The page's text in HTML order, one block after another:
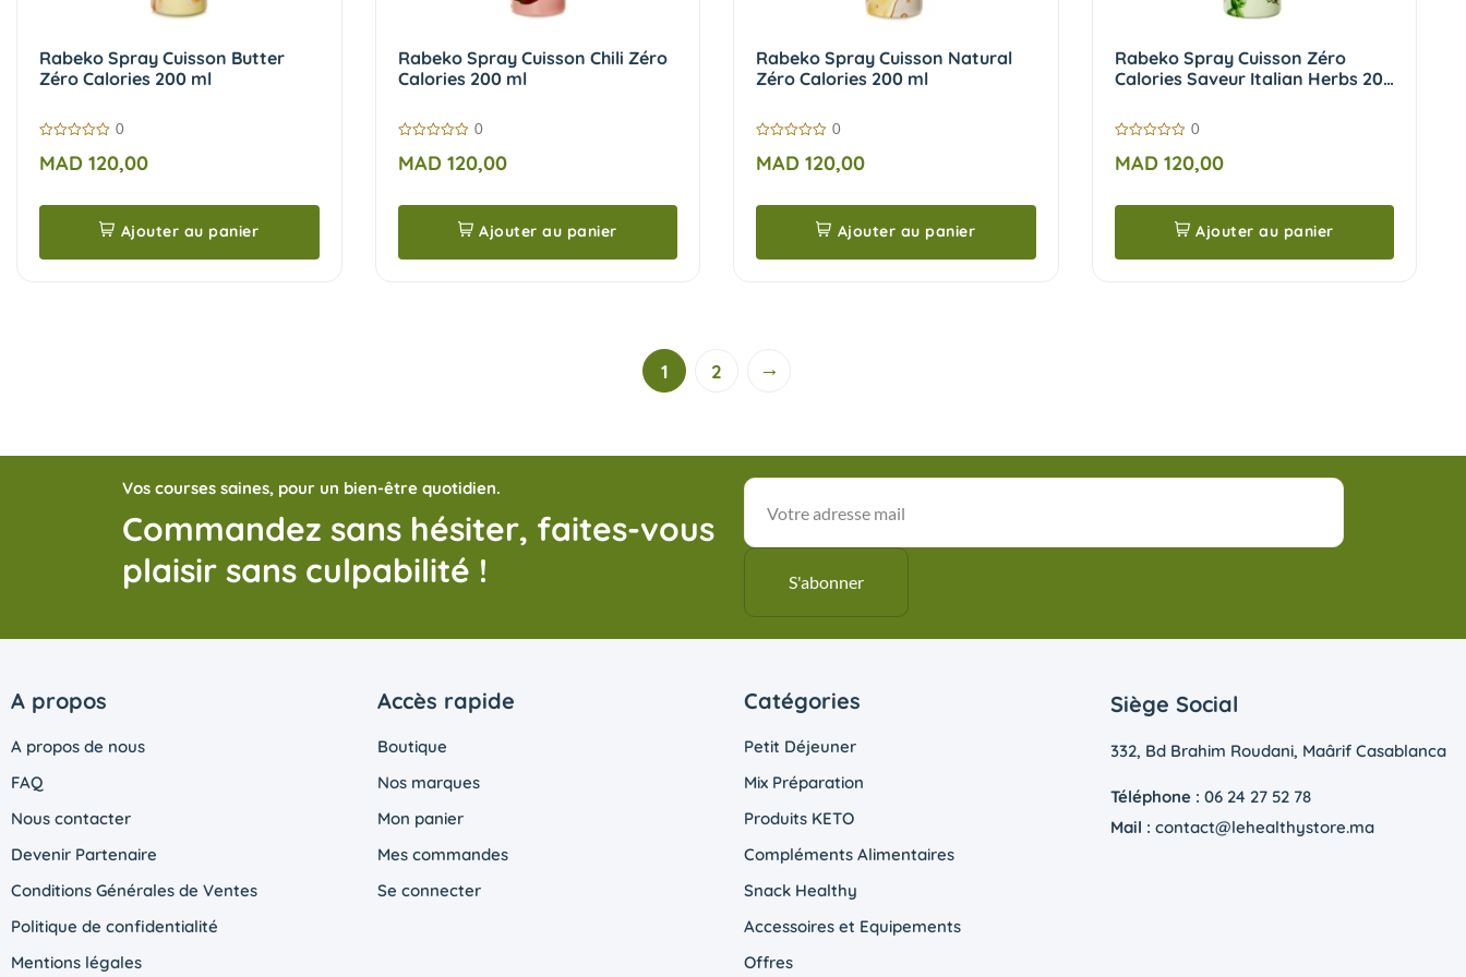
Rabeko Spray Cuisson Butter
Zéro Calories 200 ml
sur
5
0
MAD 120,00
Ajouter au panier
Rabeko Spray Cuisson Chili Zéro
Calories 200 ml
sur
5
0
MAD120,00
Ajouter au panier
Rabeko Spray Cuisson Natural
Zéro Calories 200 ml
sur
5
0
MAD 120,00
Ajouter au panier
Rabeko Spray Cuisson Zéro
Calories Saveur Italian Herbs 200
sur
5
0
MAD120,00
Ajouter au panier
1 2 →
Vos courses saines, pour un bien-être quotidien.
Commandez sans hésiter, faites-vous
plaisir sans culpabilité !
A propos
A propos de nous
FAQ
Nous contacter
Devenir Partenaire
Conditions Générales de Ventes
Politique de confidentialité
Mentions légales
Accès rapide
Boutique
Nos marques
Mon panier
Mes commandes
Se connecter
Catégories
Petit Déjeuner
Mix Préparation
Produits KETO
Compléments Alimentaires
Snack Healthy
Accessoires et Equipements
Offres
Siège Social
332, Bd Brahim Roudani, Maârif Casablanca
Téléphone : 06 24 27 52 78
Mail : contact@lehealthystore.ma